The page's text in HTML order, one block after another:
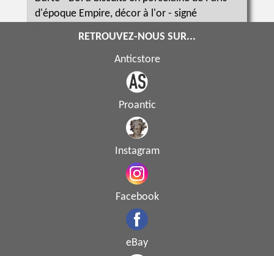
d'époque Empire, décor à l'or - signé
RETROUVEZ-NOUS SUR...
Anticstore
Proantic
Instagram
Facebook
eBay